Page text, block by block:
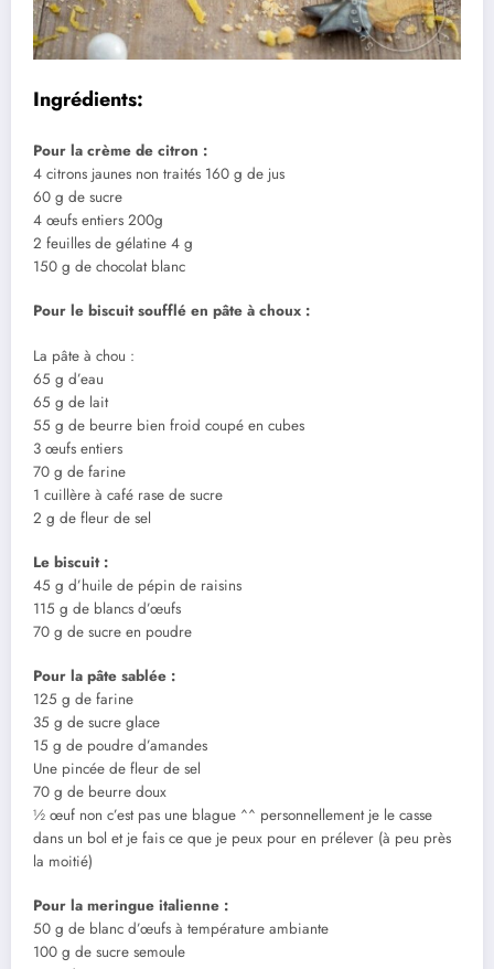
Ingrédients:
Pour la crème de citron :
4 citrons jaunes non traités 160 g de jus
60 g de sucre
4 œufs entiers 200g
2 feuilles de gélatine 4 g
150 g de chocolat blanc
Pour le biscuit soufflé en pâte à choux :
La pâte à chou :
65 g d’eau
65 g de lait
55 g de beurre bien froid coupé en cubes
3 œufs entiers
70 g de farine
1 cuillère à café rase de sucre
2 g de fleur de sel
Le biscuit :
45 g d’huile de pépin de raisins
115 g de blancs d’œufs
70 g de sucre en poudre
Pour la pâte sablée :
125 g de farine
35 g de sucre glace
15 g de poudre d’amandes
Une pincée de fleur de sel
70 g de beurre doux
½ œuf non c’est pas une blague ^^ personnellement je le casse
dans un bol et je fais ce que je peux pour en prélever (à peu près
la moitié)
Pour la meringue italienne :
50 g de blanc d’œufs à température ambiante
100 g de sucre semoule